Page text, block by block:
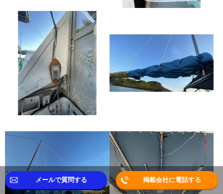
メールで質問する 掲載会社に電話する